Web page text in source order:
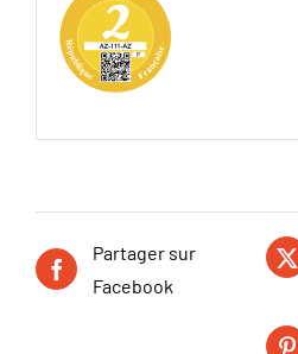
Partager sur
Facebook